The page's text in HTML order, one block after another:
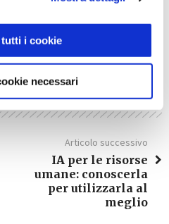
i cookie
necessari
pmi
Articolo successivo
IA per le risorse
umane: conoscerla
per utilizzarla al
meglio